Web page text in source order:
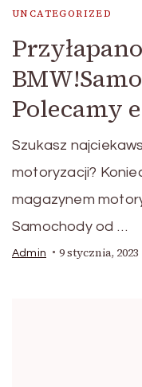
UNCATEGORIZED
Polecamy
Szukasz
motoryzacji?
magazynem
Samochody od …
Admin 9 stycznia, 2023